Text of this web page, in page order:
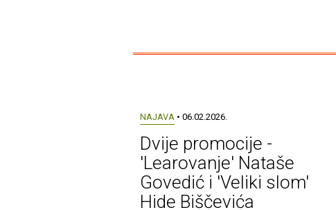
NAJAVA • 06.02.2026.
Dvije promocije -
'Learovanje' Nataše
Govedić i 'Veliki slom'
Hide Biščevića